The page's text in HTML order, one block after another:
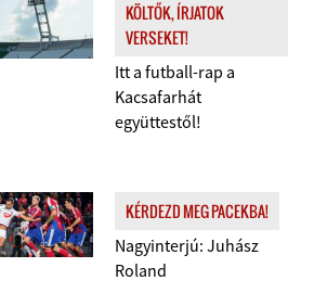
KÖLTŐK, ÍRJATOK
VERSEKET!
Itt a futball-rap a
Kacsafarhát
együttestől!
KÉRDEZD MEG PACEKBA!
Nagyinterjú: Juhász
Roland